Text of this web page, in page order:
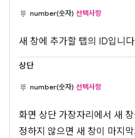
number(숫자) 선택사항
새 창에 추가할 탭의 ID입니
상단
number(숫자) 선택사항
화면 상단 가장자리에서 새
정하지 않으면 새 창이 마지